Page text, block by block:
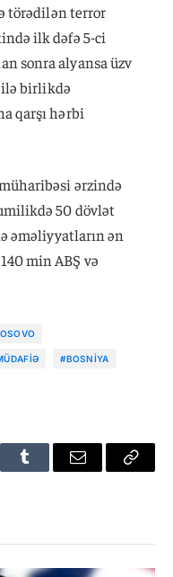
törədilən terror
ilk dəfə 5-ci
sonra alyansa üzv
ilə birlikdə
qarşı hərbi
ərzində
50 dövlət
əməliyyatların ən
min ABŞ və
#BOSNIYA
Tumblr Email
Copy